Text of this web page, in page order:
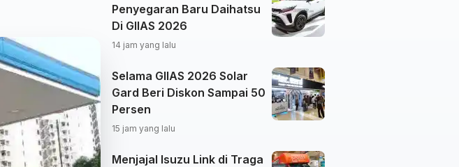
Penyegaran Baru Daihatsu
Di GIIAS 2026
14 jam yang lalu
Selama GIIAS 2026 Solar
Gard Beri Diskon Sampai 50
Persen
15 jam yang lalu
Menjajal Isuzu Link di Traga